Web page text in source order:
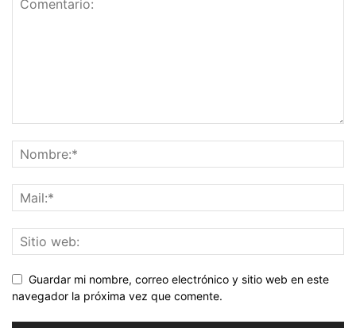
Guardar mi nombre, correo electrónico y sitio web en este
navegador la próxima vez que comente.